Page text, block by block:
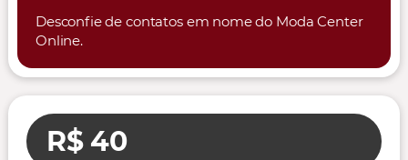
Desconfie de contatos em nome do Moda Center
Online.
R$ 40